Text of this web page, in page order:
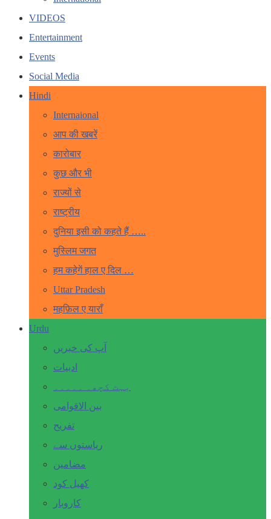
VIDEOS
Entertainment
Events
Social Media
Hindi
Internaional
आप की खबरें
कारोबार
कुछ और भी
राज्यों से
राष्ट्रीय
दुनिया इसी को कहते हैं …..
मुस्लिम जगत
हम कहेगें हाल ए दिल …
Uttar Pradesh
महफ़िल ए याराँ
Urdu
آپ کی خبریں
ادبیات
بہت کچھ۔ ۔۔۔۔۔
بین الاقوامی
تفریح
ریاستوں سے
مضامین
کھیل کود
کاروبار